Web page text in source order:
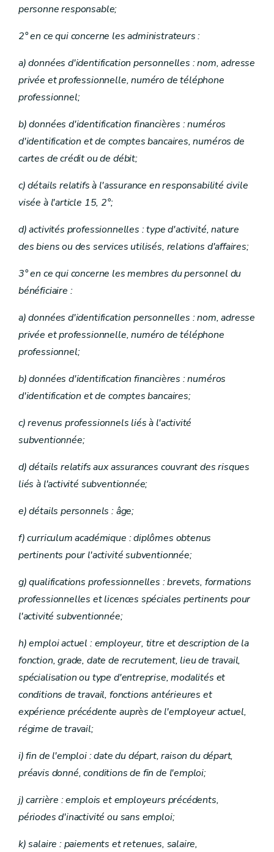
personne responsable;
2° en ce qui concerne les administrateurs :
a) données d'identification personnelles : nom, adresse
privée et professionnelle, numéro de téléphone
professionnel;
b) données d'identification financières : numéros
d'identification et de comptes bancaires, numéros de
cartes de crédit ou de débit;
c) détails relatifs à l'assurance en responsabilité civile
visée à l'article 15, 2°;
d) activités professionnelles : type d'activité, nature
des biens ou des services utilisés, relations d'affaires;
3° en ce qui concerne les membres du personnel du
bénéficiaire :
a) données d'identification personnelles : nom, adresse
privée et professionnelle, numéro de téléphone
professionnel;
b) données d'identification financières : numéros
d'identification et de comptes bancaires;
c) revenus professionnels liés à l'activité
subventionnée;
d) détails relatifs aux assurances couvrant des risques
liés à l'activité subventionnée;
e) détails personnels : âge;
f) curriculum académique : diplômes obtenus
pertinents pour l'activité subventionnée;
g) qualifications professionnelles : brevets, formations
professionnelles et licences spéciales pertinents pour
l'activité subventionnée;
h) emploi actuel : employeur, titre et description de la
fonction, grade, date de recrutement, lieu de travail,
spécialisation ou type d'entreprise, modalités et
conditions de travail, fonctions antérieures et
expérience précédente auprès de l'employeur actuel,
régime de travail;
i) fin de l'emploi : date du départ, raison du départ,
préavis donné, conditions de fin de l'emploi;
j) carrière : emplois et employeurs précédents,
périodes d'inactivité ou sans emploi;
k) salaire : paiements et retenues, salaire,